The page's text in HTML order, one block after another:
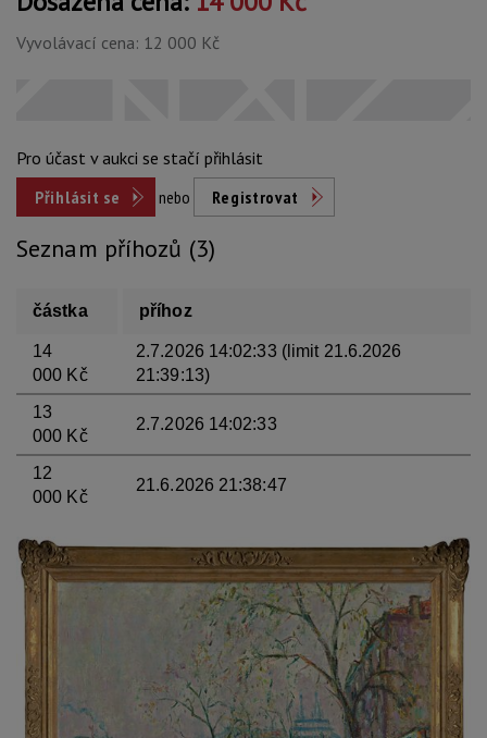
Vyvolávací cena: 12 000 Kč
Pro účast v aukci se stačí přihlásit
Přihlásit se
nebo Registrovat
Seznam příhozů (3)
částka příhoz
14
000 Kč
2.7.2026 14:02:33 (limit 21.6.2026
21:39:13)
13
000 Kč
2.7.2026 14:02:33
12
000 Kč
21.6.2026 21:38:47